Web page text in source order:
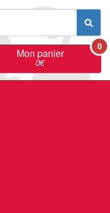
Mon panier
0€
0